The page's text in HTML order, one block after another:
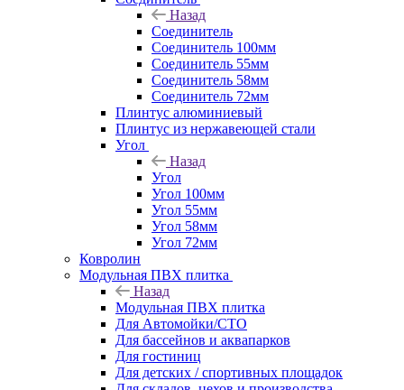
Назад
Соединитель
Соединитель 100мм
Соединитель 55мм
Соединитель 58мм
Соединитель 72мм
Плинтус алюминиевый
Плинтус из нержавеющей стали
Угол
Назад
Угол
Угол 100мм
Угол 55мм
Угол 58мм
Угол 72мм
Ковролин
Модульная ПВХ плитка
Назад
Модульная ПВХ плитка
Для Автомойки/СТО
Для бассейнов и аквапарков
Для гостиниц
Для детских / спортивных площадок